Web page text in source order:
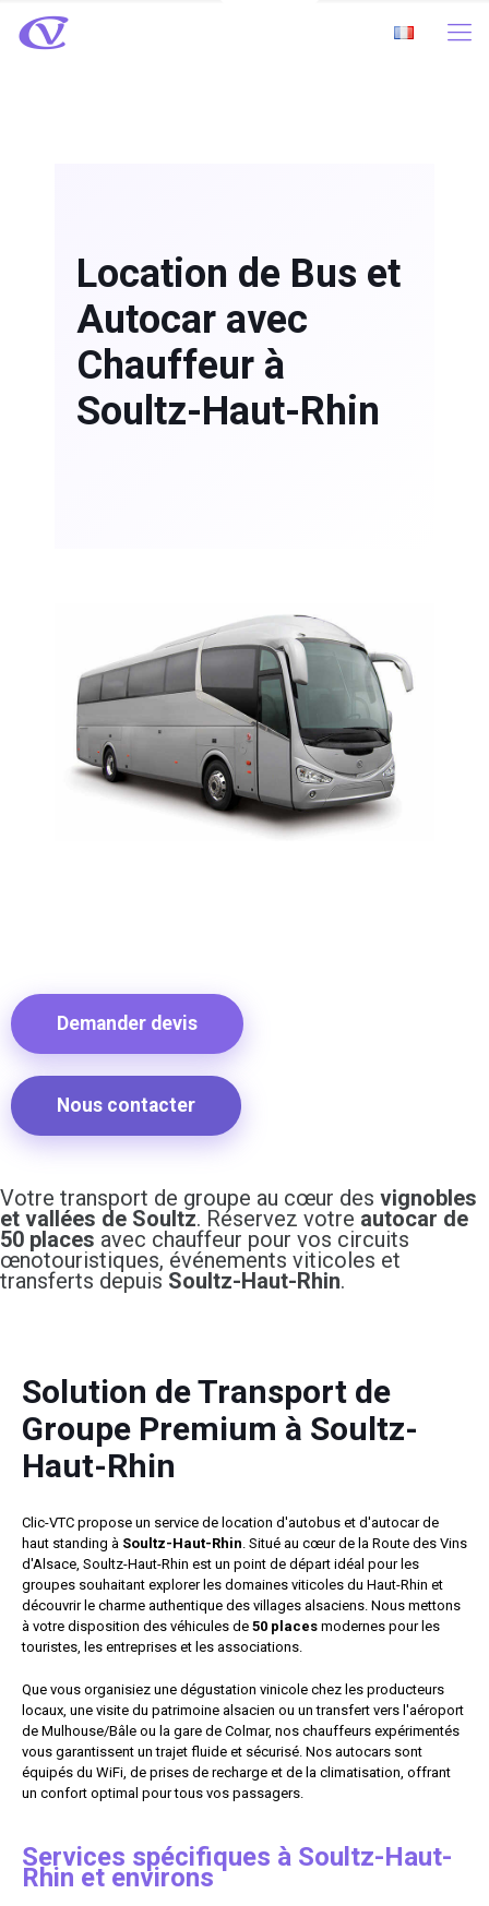
Location de Bus et
Autocar avec
Chauffeur à
Soultz-Haut-Rhin
Demander devis
Nous contacter
Votre transport de groupe au cœur des vignobles
et vallées de Soultz. Réservez votre autocar de
50 places avec chauffeur pour vos circuits
œnotouristiques, événements viticoles et
transferts depuis Soultz-Haut-Rhin.
Solution de Transport de
Groupe Premium à Soultz-
Haut-Rhin
Clic-VTC propose un service de location d'autobus et d'autocar de
haut standing à Soultz-Haut-Rhin . Situé au cœur de la Route des Vins
d'Alsace, Soultz-Haut-Rhin est un point de départ idéal pour les
groupes souhaitant explorer les domaines viticoles du Haut-Rhin et
découvrir le charme authentique des villages alsaciens. Nous mettons
à votre disposition des véhicules de 50 places modernes pour les
touristes, les entreprises et les associations.
Que vous organisiez une dégustation vinicole chez les producteurs
locaux, une visite du patrimoine alsacien ou un transfert vers l'aéroport
de Mulhouse/Bâle ou la gare de Colmar, nos chauffeurs expérimentés
vous garantissent un trajet fluide et sécurisé. Nos autocars sont
équipés du WiFi, de prises de recharge et de la climatisation, offrant
un confort optimal pour tous vos passagers.
Services spécifiques à Soultz-Haut-
Rhin et environs